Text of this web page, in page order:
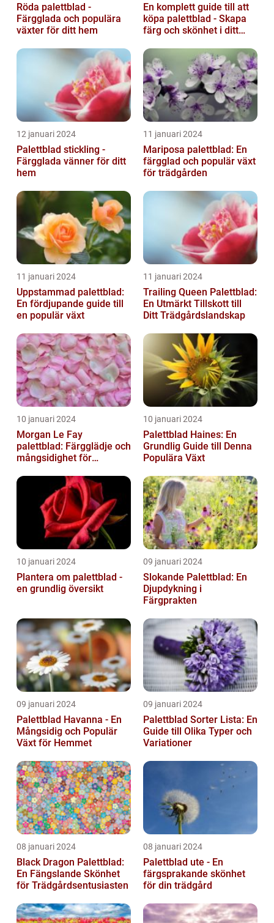
Röda palettblad -
Färgglada och populära
växter för ditt hem
En komplett guide till att
köpa palettblad - Skapa
färg och skönhet i ditt
12 januari 2024
Palettblad stickling -
Färgglada vänner för ditt
hem
11 januari 2024
Mariposa palettblad: En
färgglad och populär växt
för trädgården
11 januari 2024
Uppstammad palettblad:
En fördjupande guide till
en populär växt
11 januari 2024
Trailing Queen Palettblad:
En Utmärkt Tillskott till
Ditt Trädgårdslandskap
10 januari 2024
Morgan Le Fay
palettblad: Färgglädje och
mångsidighet för
10 januari 2024
Palettblad Haines: En
Grundlig Guide till Denna
Populära Växt
10 januari 2024
Plantera om palettblad -
en grundlig översikt
09 januari 2024
Slokande Palettblad: En
Djupdykning i
Färgprakten
09 januari 2024
Palettblad Havanna - En
Mångsidig och Populär
Växt för Hemmet
09 januari 2024
Palettblad Sorter Lista: En
Guide till Olika Typer och
Variationer
08 januari 2024
Black Dragon Palettblad:
En Fängslande Skönhet
för Trädgårdsentusiasten
08 januari 2024
Palettblad ute - En
färgsprakande skönhet
för din trädgård